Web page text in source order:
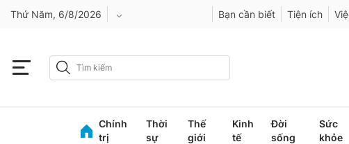
Thứ Năm, 6/8/2026
Bình Phước
Bạn cần biết Tiện ích
Chính
trị
Thời
sự
Thế
giới
Kinh
tế
Đời
sống
Sức
khỏe